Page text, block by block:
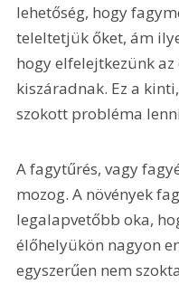
lehetőség, hogy
teleltetjük őket, ám
hogy elfelejtkezünk
kiszáradnak. Ez a
szokott probléma
A fagytűrés, vagy
mozog. A növények
legalapvetőbb oka,
élőhelyükön nagyon
egyszerűen nem